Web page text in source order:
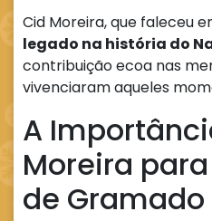
Cid Moreira, que faleceu
legado na história do
contribuição ecoa nas
vivenciaram aqueles
A
Moreira
de Gramado